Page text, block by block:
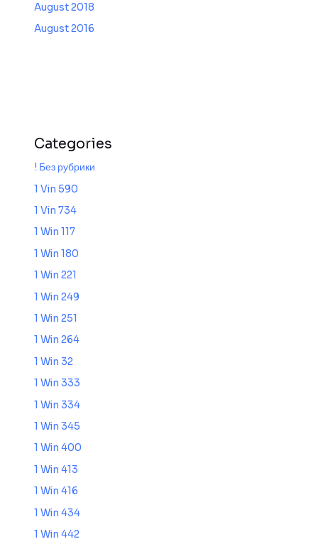
August 2018
August 2016
Categories
! Без рубрики
1 Vin 590
1 Vin 734
1 Win 117
1 Win 180
1 Win 221
1 Win 249
1 Win 251
1 Win 264
1 Win 32
1 Win 333
1 Win 334
1 Win 345
1 Win 400
1 Win 413
1 Win 416
1 Win 434
1 Win 442